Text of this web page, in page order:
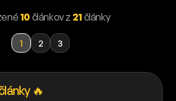
tipérskemu poradenstvu! 📈
10 článkov z 21 články
1 2 3
🔥